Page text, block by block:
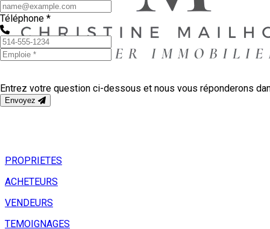
PROPRIETES
ACHETEURS
VENDEURS
TEMOIGNAGES
Téléphone *
Entrez votre question ci-dessous et nous vous réponderons
Envoyez